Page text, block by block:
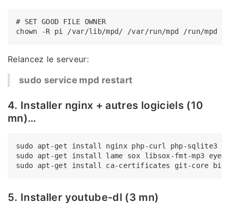
# SET GOOD FILE OWNER
Relancez le serveur:
sudo service mpd restart
4. Installer nginx + autres logiciels (10
mn)…
sudo apt-get install nginx php-curl php-sqlite3
sudo apt-get install lame sox libsox-fmt-mp3
5. Installer youtube-dl (3 mn)